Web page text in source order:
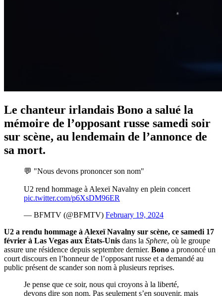
Le chanteur irlandais Bono a salué la
mémoire de l’opposant russe samedi soir
sur scène, au lendemain de l’annonce de
sa mort.
💬 "Nous devons prononcer son nom"
U2 rend hommage à Alexeï Navalny en plein concert
pic.twitter.com/p6XsDM96ER
— BFMTV (@BFMTV) February 19, 2024
U2 a rendu hommage à Alexeï Navalny sur scène, ce samedi 17
février à Las Vegas aux États-Unis dans la Sphere, où le groupe
assure une résidence depuis septembre dernier. Bono a prononcé un
court discours en l’honneur de l’opposant russe et a demandé au
public présent de scander son nom à plusieurs reprises.
Je pense que ce soir, nous qui croyons à la liberté,
devons dire son nom. Pas seulement s’en souvenir, mais